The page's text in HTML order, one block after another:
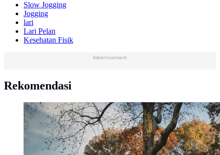
Slow Jogging
Jogging
lari
Lari Pelan
Kesehatan Fisik
Advertisement
Rekomendasi